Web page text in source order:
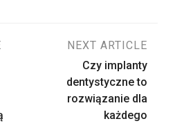
NEXT ARTICLE
Czy implanty
dentystyczne to
rozwiązanie dla
każdego